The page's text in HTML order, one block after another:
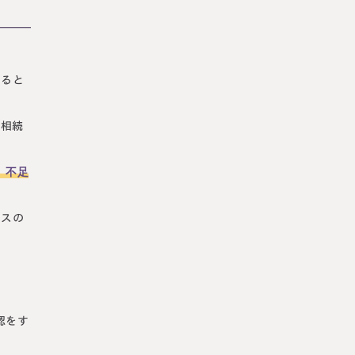
と
続
不足
の
をす